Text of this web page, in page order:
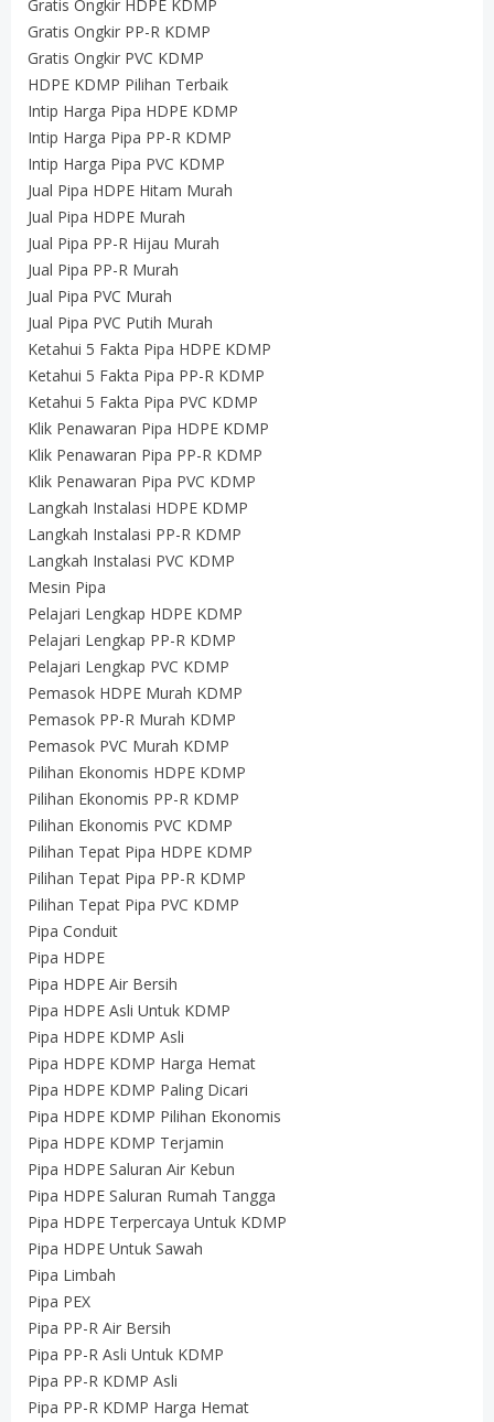
Gratis Ongkir HDPE KDMP
Gratis Ongkir PP-R KDMP
Gratis Ongkir PVC KDMP
HDPE KDMP Pilihan Terbaik
Intip Harga Pipa HDPE KDMP
Intip Harga Pipa PP-R KDMP
Intip Harga Pipa PVC KDMP
Jual Pipa HDPE Hitam Murah
Jual Pipa HDPE Murah
Jual Pipa PP-R Hijau Murah
Jual Pipa PP-R Murah
Jual Pipa PVC Murah
Jual Pipa PVC Putih Murah
Ketahui 5 Fakta Pipa HDPE KDMP
Ketahui 5 Fakta Pipa PP-R KDMP
Ketahui 5 Fakta Pipa PVC KDMP
Klik Penawaran Pipa HDPE KDMP
Klik Penawaran Pipa PP-R KDMP
Klik Penawaran Pipa PVC KDMP
Langkah Instalasi HDPE KDMP
Langkah Instalasi PP-R KDMP
Langkah Instalasi PVC KDMP
Mesin Pipa
Pelajari Lengkap HDPE KDMP
Pelajari Lengkap PP-R KDMP
Pelajari Lengkap PVC KDMP
Pemasok HDPE Murah KDMP
Pemasok PP-R Murah KDMP
Pemasok PVC Murah KDMP
Pilihan Ekonomis HDPE KDMP
Pilihan Ekonomis PP-R KDMP
Pilihan Ekonomis PVC KDMP
Pilihan Tepat Pipa HDPE KDMP
Pilihan Tepat Pipa PP-R KDMP
Pilihan Tepat Pipa PVC KDMP
Pipa Conduit
Pipa HDPE
Pipa HDPE Air Bersih
Pipa HDPE Asli Untuk KDMP
Pipa HDPE KDMP Asli
Pipa HDPE KDMP Harga Hemat
Pipa HDPE KDMP Paling Dicari
Pipa HDPE KDMP Pilihan Ekonomis
Pipa HDPE KDMP Terjamin
Pipa HDPE Saluran Air Kebun
Pipa HDPE Saluran Rumah Tangga
Pipa HDPE Terpercaya Untuk KDMP
Pipa HDPE Untuk Sawah
Pipa Limbah
Pipa PEX
Pipa PP-R Air Bersih
Pipa PP-R Asli Untuk KDMP
Pipa PP-R KDMP Asli
Pipa PP-R KDMP Harga Hemat